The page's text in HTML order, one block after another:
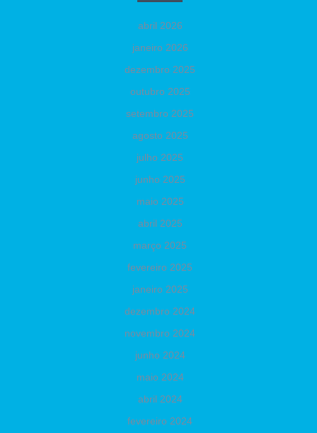
abril 2026
janeiro 2026
dezembro 2025
outubro 2025
setembro 2025
agosto 2025
julho 2025
junho 2025
maio 2025
abril 2025
março 2025
fevereiro 2025
janeiro 2025
dezembro 2024
novembro 2024
junho 2024
maio 2024
abril 2024
fevereiro 2024